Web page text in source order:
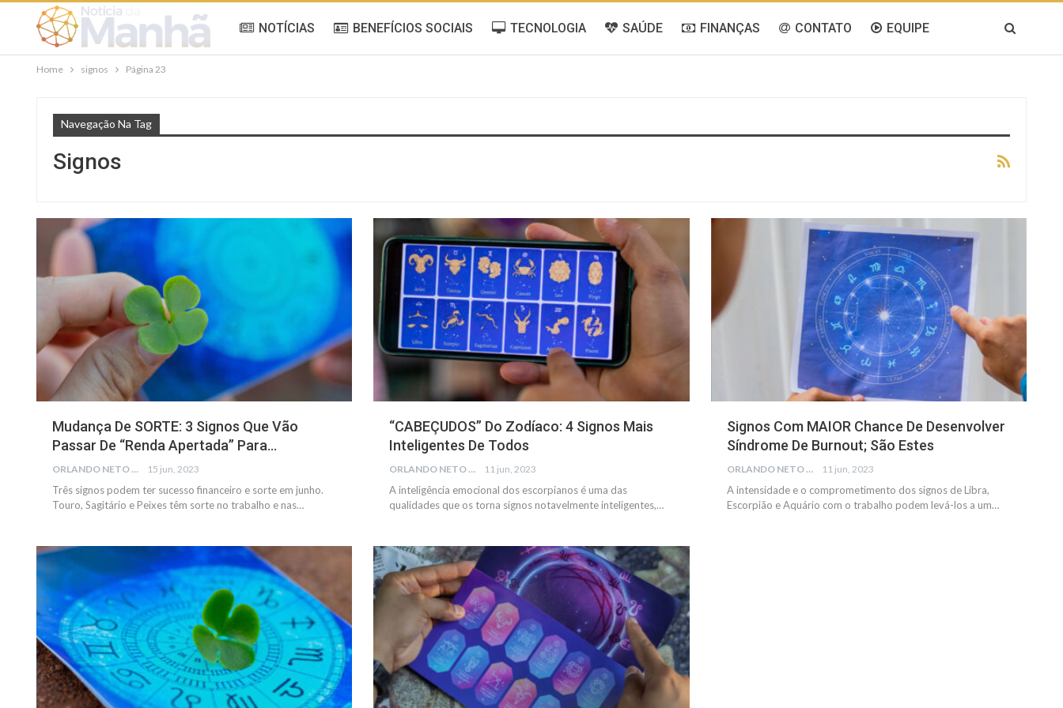
NOTÍCIAS BENEFÍCIOS SOCIAIS TECNOLOGIA SAÚDE FINANÇAS CONTATO EQUIPE
Home signos Página 23
Navegação Na Tag
Signos
GERAL
Mudança De SORTE: 3 Signos Que Vão
Passar De “renda Apertada” Para…
ORLANDO NETO 15 jun, 2023
Três signos podem ter sucesso financeiro e sorte em junho.
Touro, Sagitário e Peixes têm sorte no trabalho e nas…
“CABEÇUDOS” Do Zodíaco: 4 Signos Mais
Inteligentes De Todos
ORLANDO NETO 11 jun, 2023
A inteligência emocional dos escorpianos é uma das
qualidades que os torna signos notavelmente inteligentes,…
Signos Com MAIOR Chance De Desenvolver
Síndrome De Burnout; São Estes
ORLANDO NETO 11 jun, 2023
A intensidade e o comprometimento dos signos de Libra,
Escorpião e Aquário com o trabalho podem levá-los a um…
GERAL GERAL